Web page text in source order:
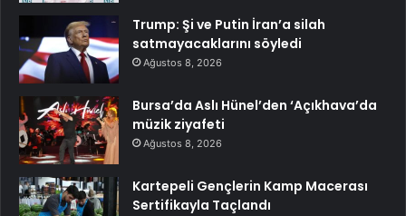
Trump: Şi ve Putin İran’a silah
satmayacaklarını söyledi
Ağustos 8, 2026
Bursa’da Aslı Hünel’den ‘Açıkhava’da
müzik ziyafeti
Ağustos 8, 2026
Kartepeli Gençlerin Kamp Macerası
Sertifikayla Taçlandı